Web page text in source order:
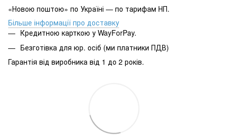
«Новою поштою» по Україні — по тарифам НП.
Більше інформації про доставку
Кредитною карткою у WayForPay.
Безготівка для юр. осіб (ми платники ПДВ)
Гарантія від виробника від 1 до 2 років.